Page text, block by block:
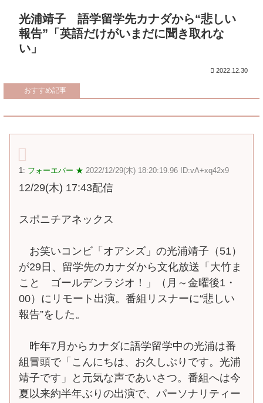
光浦靖子 語学留学先カナダから“悲しい
報告”「英語だけがいまだに聞き取れな
い」
2022.12.30
おすすめ記事
1: フォーエバー ★ 2022/12/29(木) 18:20:19.96 ID:vA+xq42x9
12/29(木) 17:43配信
スポニチアネックス
お笑いコンビ「オアシズ」の光浦靖子（51）
が29日、留学先のカナダから文化放送「大竹ま
こと ゴールデンラジオ！」（月～金曜後1・
00）にリモート出演。番組リスナーに“悲しい
報告”をした。
昨年7月からカナダに語学留学中の光浦は番
組冒頭で「こんにちは、お久しぶりです。光浦
靖子です」と元気な声であいさつ。番組へは今
夏以来約半年ぶりの出演で、パーソナリティー